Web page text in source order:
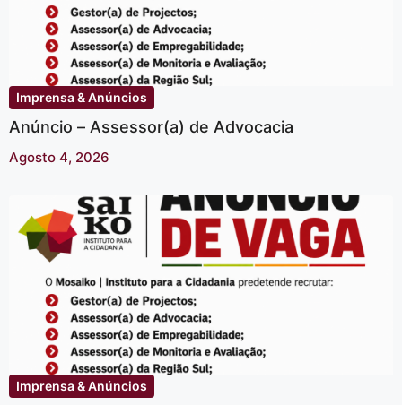
Imprensa & Anúncios
Anúncio – Assessor(a) de Advocacia
Agosto 4, 2026
Imprensa & Anúncios